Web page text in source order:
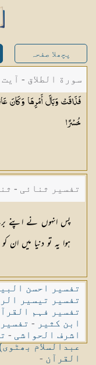
پچھلا صفحہ
سورة الطلاق - آیت 9
فَذَاقَتْ وَبَالَ أَمْرِهَا وَكَانَ
خُسْرًا
تفسیر ثنائی -
پس انہوں نے اپنے
ہوا یہ تو دنیا میں ان
تفسیر احسن
تفسیر تیسیر
تفسیر فہم
ابن کثیر -
اشرف الحواشی -
عبدالسلام
القرآن -